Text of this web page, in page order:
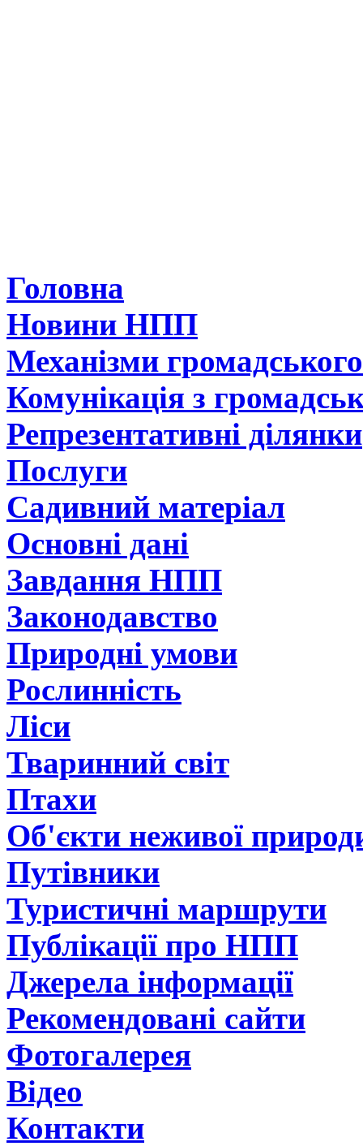
Головна
Новини НПП
Механізми
Комунікація з
Репрезентативні ділянки
Послуги
Садивний матеріал
Основні дані
Завдання НПП
Законодавство
Природні умови
Рослинність
Ліси
Тваринний світ
Птахи
Об'єкти неживої
Путівники
Туристичні маршрути
Публікації про НПП
Джерела інформації
Рекомендовані сайти
Фотогалерея
Відео
Контакти